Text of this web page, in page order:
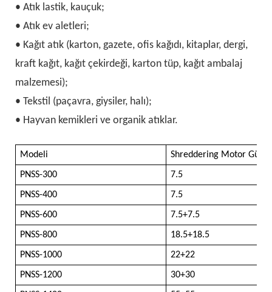
• Atık lastik, kauçuk;
• Atık ev aletleri;
• Kağıt atık (karton, gazete, ofis kağıdı, kitaplar, dergi,
kraft kağıt, kağıt çekirdeği, karton tüp, kağıt ambalaj
malzemesi);
• Tekstil (paçavra, giysiler, halı);
• Hayvan kemikleri ve organik atıklar.
Modeli Shreddering Motor Gücü
PNSS-300 7.5
PNSS-400 7.5
PNSS-600 7.5+7.5
PNSS-800 18.5+18.5
PNSS-1000 22+22
PNSS-1200 30+30